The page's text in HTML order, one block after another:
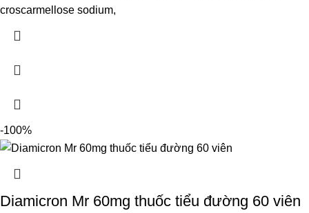
croscarmellose sodium,
-100%
Diamicron Mr 60mg thuốc tiểu đường 60 viên